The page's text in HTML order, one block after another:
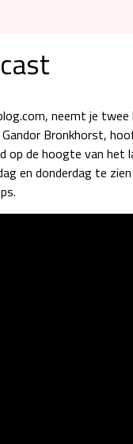
neemt je twee
Bronkhorst,
op de hoogte van het
en donderdag te